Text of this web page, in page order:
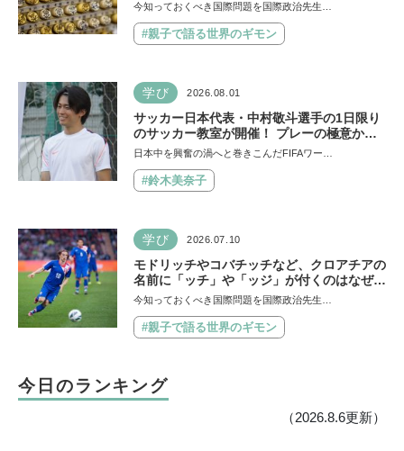
今知っておくべき国際問題を国際政治先生…
#親子で語る世界のギモン
学び 2026.08.01
サッカー日本代表・中村敬斗選手の1日限り
のサッカー教室が開催！ プレーの極意から
子ども時代の話まで…学びと笑顔あふれる大
日本中を興奮の渦へと巻きこんだFIFAワー…
#鈴木美奈子
学び 2026.07.10
モドリッチやコバチッチなど、クロアチアの
名前に「ッチ」や「ッジ」が付くのはなぜ？
【親子で語る国際問題】
今知っておくべき国際問題を国際政治先生…
#親子で語る世界のギモン
今日のランキング
（2026.8.6更新）